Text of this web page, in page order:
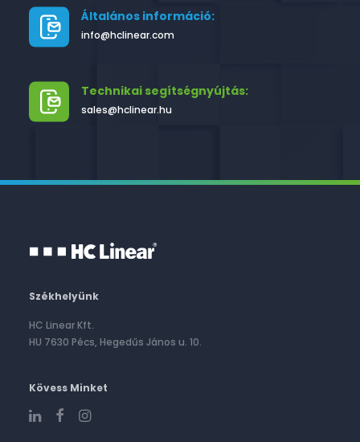
Általános információ:
info@hclinear.com
Technikai segítségnyújtás:
sales@hclinear.hu
Székhelyünk
HC Linear Kft.
HU 7630 Pécs, Hegedűs János u. 10.
Kövess Minket